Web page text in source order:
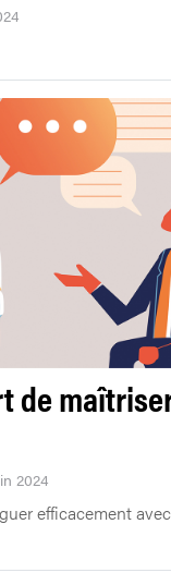
de
2024
efficacement